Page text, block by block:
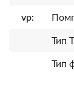
vp:
Тип
Тип